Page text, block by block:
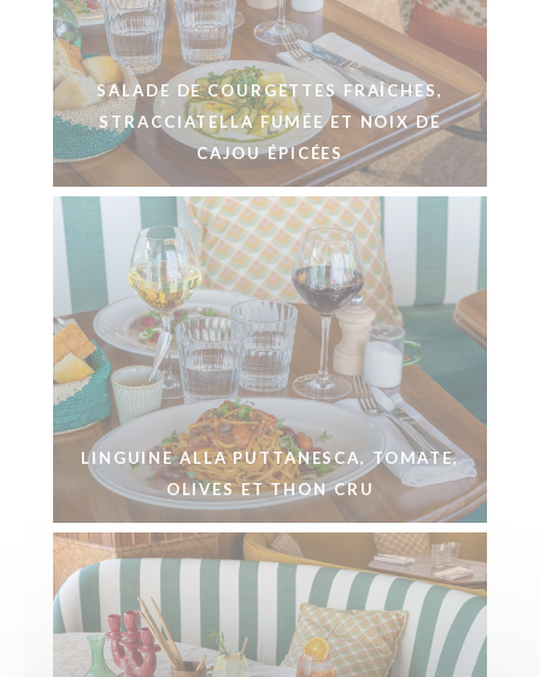
SALADE DE COURGETTES FRAÎCHES,
STRACCIATELLA FUMÉE ET NOIX DE
CAJOU ÉPICÉES
LINGUINE ALLA PUTTANESCA, TOMATE,
OLIVES ET THON CRU